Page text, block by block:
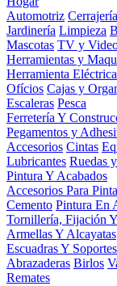
Automotriz
Jardinería Limpieza
Mascotas TV y
Herramientas y
Herramienta Eléctrica
Ofícios Cajas y
Escaleras Pesca
Ferretería Y
Pegamentos y
Accesorios Cintas
Lubricantes Ruedas
Pintura Y Acabados
Accesorios Para
Cemento Pintura En
Tornillería, Fijación
Armellas Y Alcayatas
Escuadras Y Soportes
Abrazaderas Birlos
Remates